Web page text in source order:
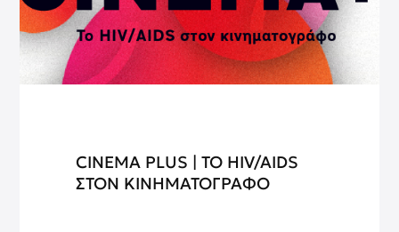
CINEMA PLUS | ΤΟ ΗIV/AIDS
ΣΤΟΝ ΚΙΝΗΜΑΤΟΓΡΑΦΟ